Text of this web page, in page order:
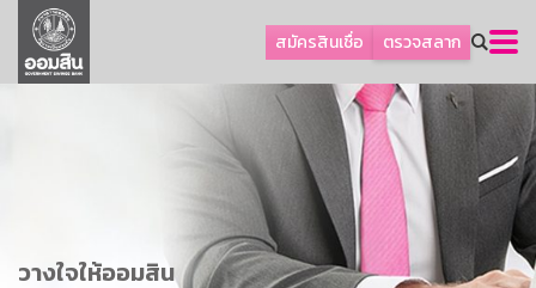
สมัครสินเชื่อ ตรวจสลาก
ลูกค้าธุรกิจ
ลูกค้าผู้ประกอบรายย่อย
การพัฒนาที่ยั่งยืน
วางใจให้ออมสิน